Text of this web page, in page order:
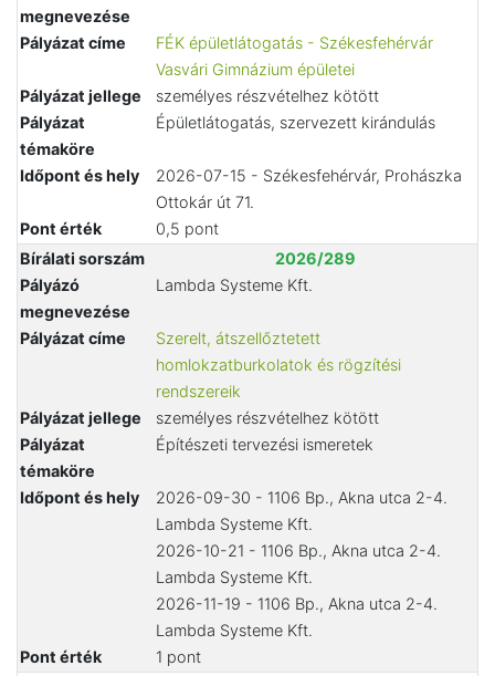
megnevezése
Pályázat címe
FÉK épületlátogatás - Székesfehérvár
Vasvári Gimnázium épületei
Pályázat jellege
személyes részvételhez kötött
Pályázat
témaköre
Épületlátogatás, szervezett kirándulás
Időpont és hely
2026-07-15 - Székesfehérvár, Prohászka
Ottokár út 71.
Pont érték
0,5 pont
Bírálati sorszám
2026/289
Pályázó
megnevezése
Lambda Systeme Kft.
Pályázat címe
Szerelt, átszellőztetett
homlokzatburkolatok és rögzítési
rendszereik
Pályázat jellege
személyes részvételhez kötött
Pályázat
témaköre
Építészeti tervezési ismeretek
Időpont és hely
2026-09-30 - 1106 Bp., Akna utca 2-4.
Lambda Systeme Kft.
2026-10-21 - 1106 Bp., Akna utca 2-4.
Lambda Systeme Kft.
2026-11-19 - 1106 Bp., Akna utca 2-4.
Lambda Systeme Kft.
Pont érték
1 pont